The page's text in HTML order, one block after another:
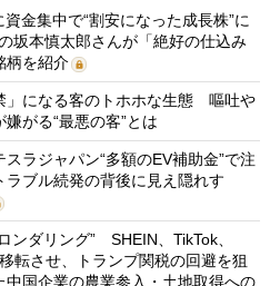
金集中で“割安になった成長株”に
本慎太郎さんが「絶好の仕込み
柄を紹介
」になる客のトホホな生態 嘔吐や
がる“最悪の客”とは
スラジャパン“多額のEV補助金”で注
ブル続発の背後に見え隠れす
ンダリング” SHEIN、TikTok、
転させ、トランプ関税の回避を狙
国企業の農業参入・土地取得への